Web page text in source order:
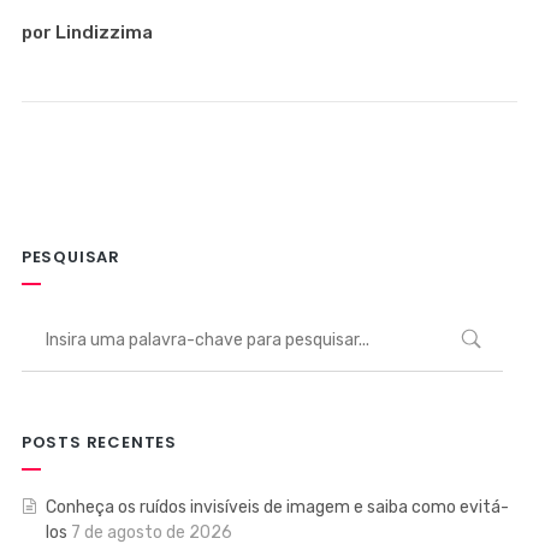
por Lindizzima
PESQUISAR
POSTS RECENTES
Conheça os ruídos invisíveis de imagem e saiba como evitá-
los 7 de agosto de 2026